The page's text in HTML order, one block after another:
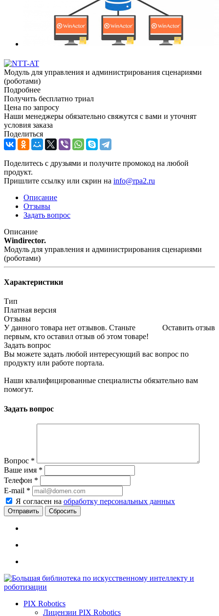
Модуль для управления и администрирования сценариями
(роботами)
Подробнее
Получить бесплатно триал
Цена по запросу
Наши менеджеры обязательно свяжутся с вами и уточнят
условия заказа
Поделиться
Поделитесь с друзьями и получите промокод на любой
продукт.
Пришлите ссылку или скрин на info@rpa2.ru
Описание
Отзывы
Задать вопрос
Описание
Windirector.
Модуль для управления и администрирования сценариями
(роботами)
Характеристики
Тип
Платная версия
Отзывы
Оставить отзыв
У данного товара нет отзывов. Станьте
первым, кто оставил отзыв об этом товаре!
Задать вопрос
Вы можете задать любой интересующий вас вопрос по
продукту или работе портала.
Наши квалифицированные специалисты обязательно вам
помогут.
Задать вопрос
Вопрос *
Ваше имя *
Телефон *
E-mail *
Я согласен на обработку персональных данных
Сбросить
PIX Robotics
Лицензии PIX Robotics